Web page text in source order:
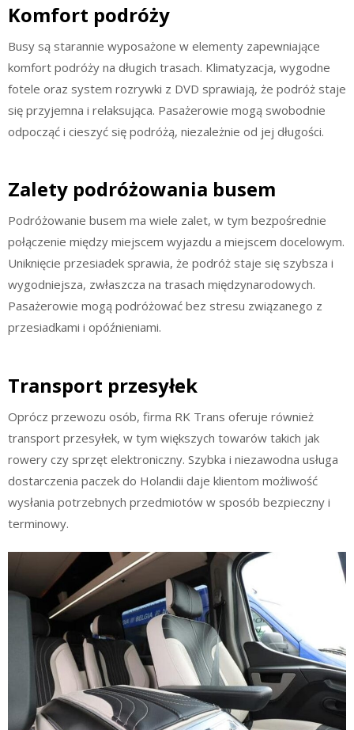
Komfort podróży
Busy są starannie wyposażone w elementy zapewniające
komfort podróży na długich trasach. Klimatyzacja, wygodne
fotele oraz system rozrywki z DVD sprawiają, że podróż staje
się przyjemna i relaksująca. Pasażerowie mogą swobodnie
odpocząć i cieszyć się podróżą, niezależnie od jej długości.
Zalety podróżowania busem
Podróżowanie busem ma wiele zalet, w tym bezpośrednie
połączenie między miejscem wyjazdu a miejscem docelowym.
Uniknięcie przesiadek sprawia, że podróż staje się szybsza i
wygodniejsza, zwłaszcza na trasach międzynarodowych.
Pasażerowie mogą podróżować bez stresu związanego z
przesiadkami i opóźnieniami.
Transport przesyłek
Oprócz przewozu osób, firma RK Trans oferuje również
transport przesyłek, w tym większych towarów takich jak
rowery czy sprzęt elektroniczny. Szybka i niezawodna usługa
dostarczenia paczek do Holandii daje klientom możliwość
wysłania potrzebnych przedmiotów w sposób bezpieczny i
terminowy.